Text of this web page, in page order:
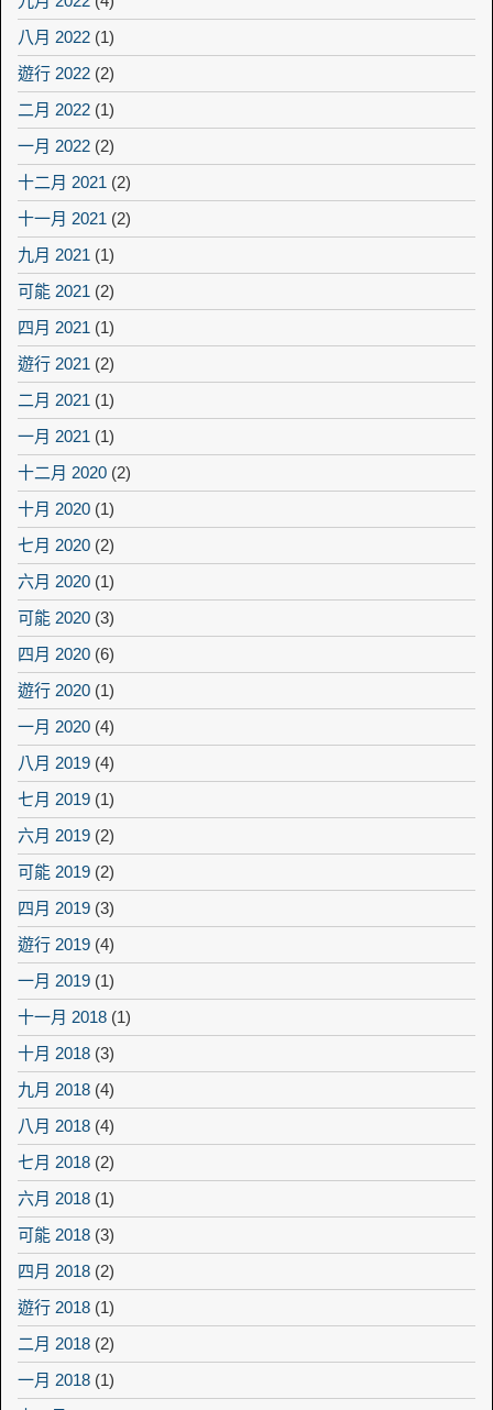
八月 2022 (1)
遊行 2022 (2)
二月 2022 (1)
一月 2022 (2)
十二月 2021 (2)
十一月 2021 (2)
九月 2021 (1)
可能 2021 (2)
四月 2021 (1)
遊行 2021 (2)
二月 2021 (1)
一月 2021 (1)
十二月 2020 (2)
十月 2020 (1)
七月 2020 (2)
六月 2020 (1)
可能 2020 (3)
四月 2020 (6)
遊行 2020 (1)
一月 2020 (4)
八月 2019 (4)
七月 2019 (1)
六月 2019 (2)
可能 2019 (2)
四月 2019 (3)
遊行 2019 (4)
一月 2019 (1)
十一月 2018 (1)
十月 2018 (3)
九月 2018 (4)
八月 2018 (4)
七月 2018 (2)
六月 2018 (1)
可能 2018 (3)
四月 2018 (2)
遊行 2018 (1)
二月 2018 (2)
一月 2018 (1)